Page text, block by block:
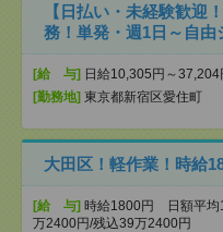
【日払い・未経験歓迎
務！単発・週1日～自
[給 与] 日給10,305円～37,204
[勤務地] 東京都新宿区愛住町
大田区！軽作業！時給
[給 与] 時給1800円 日額平均
万2400円/残込39万2400円